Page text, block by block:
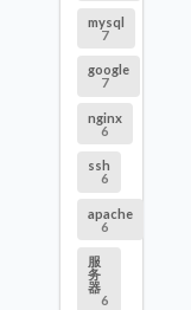
mysql
7
google
7
nginx
6
ssh
6
apache
6
服
务
器
6